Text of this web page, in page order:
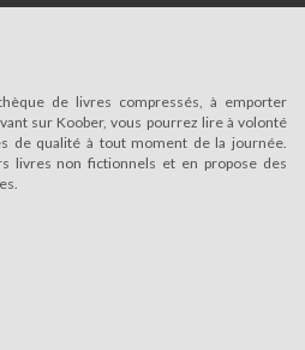
de livres compressés, à emporter
sur Koober, vous pourrez lire à volonté
de qualité à tout moment de la journée.
livres non fictionnels et en propose des